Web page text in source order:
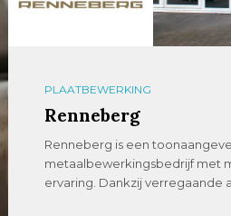
PLAATBEWERKING
Renneberg
Renneberg is een
metaalbewerkingsbedrijf met
ervaring. Dankzij verregaande